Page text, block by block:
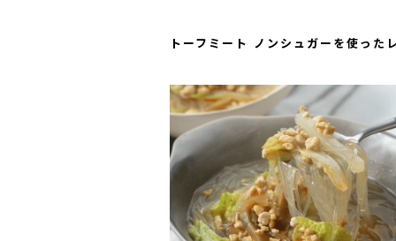
トーフミート ノンシュガーを使った